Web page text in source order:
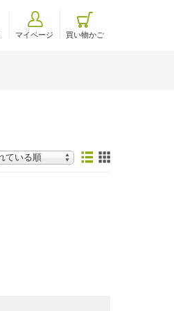
マイページ 買い物かご